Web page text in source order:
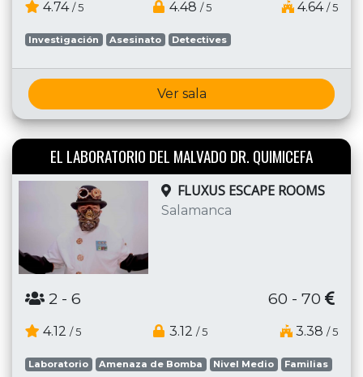
4.74 / 5 4.48 / 5 4.64 / 5
Investigación Asesinato Detectives
Ver sala
EL LABORATORIO DEL MALVADO DR. QUIMICEFA
FLUXUS ESCAPE ROOMS
Salamanca
2 - 6 60 - 70
4.12 / 5 3.12 / 5 3.38 / 5
Laboratorio Amenaza de Bomba Nivel Medio Familias